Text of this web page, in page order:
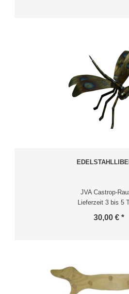
JVA Castrop-
Lieferzeit 3 bis 5
30,00 € *